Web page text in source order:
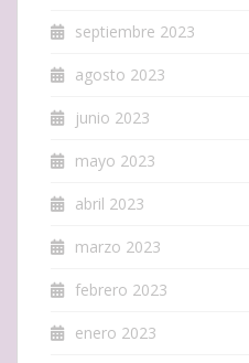
septiembre 2023
agosto 2023
junio 2023
mayo 2023
abril 2023
marzo 2023
febrero 2023
enero 2023